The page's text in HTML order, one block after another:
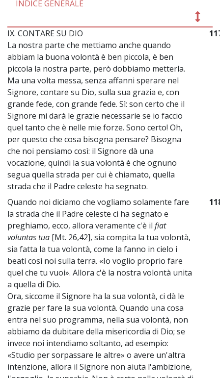
INDICE GENERALE
IX. CONTARE SU DIO
La nostra parte che mettiamo anche quando
abbiam la buona volontà è ben piccola, è ben
piccola la nostra parte, però dobbiamo metterla.
Ma una volta messa, senza affanni sperare nel
Signore, contare su Dio, sulla sua grazia e, con
grande fede, con grande fede. Sì: son certo che il
Signore mi darà le grazie necessarie se io faccio
quel tanto che è nelle mie forze. Sono certo! Oh,
per questo che cosa bisogna pensare? Bisogna
che noi pensiamo così: il Signore dà una
vocazione, quindi la sua volontà è che ognuno
segua quella strada per cui è chiamato, quella
strada che il Padre celeste ha segnato.
Quando noi diciamo che vogliamo solamente fare
la strada che il Padre celeste ci ha segnato e
preghiamo, ecco, allora veramente c'è il fiat
voluntas tua [Mt. 26,42], sia compita la tua volontà,
sia fatta la tua volontà, come la fanno in cielo i
beati così noi sulla terra. «Io voglio proprio fare
quel che tu vuoi». Allora c'è la nostra volontà unita
a quella di Dio.
Ora, siccome il Signore ha la sua volontà, ci dà le
grazie per fare la sua volontà. Quando una cosa
entra nel suo programma, nella sua volontà, non
abbiamo da dubitare della misericordia di Dio; se
invece noi intendiamo soltanto, ad esempio:
«Studio per sorpassare le altre» o avere un'altra
intenzione, allora il Signore non aiuta l'ambizione,